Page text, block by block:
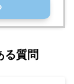
る質問